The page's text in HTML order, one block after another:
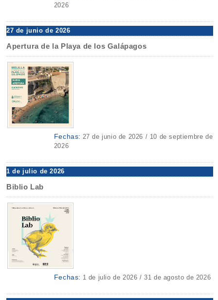
2026
27 de junio de 2026
Apertura de la Playa de los Galápagos
Fechas: 27 de junio de 2026 / 10 de septiembre de
2026
1 de julio de 2026
Biblio Lab
Fechas: 1 de julio de 2026 / 31 de agosto de 2026